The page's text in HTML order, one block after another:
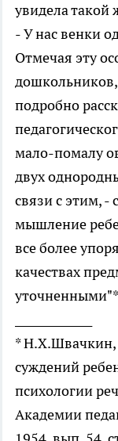
увидела такой
- У нас венки
Отмечая эту
подробно
мало-помалу
двух
связи с этим, -
мышление
все более
качествах
* Н.X.Швачкин,
суждений
психологии
Академии